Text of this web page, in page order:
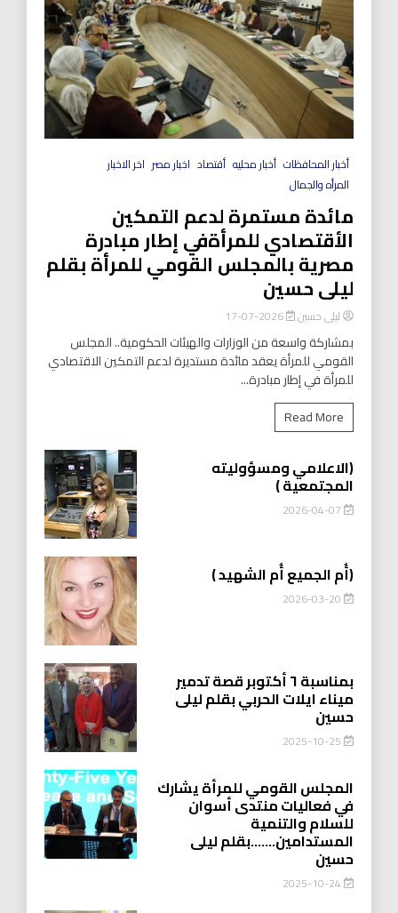
أخبار المحافظات أخبار محليه أقتصاد اخبار مصر اخر الاخبار
المرأه والجمال
مائدة مستمرة لدعم التمكين
الأقتصادي للمرأةفي إطار مبادرة
مصرية بالمجلس القومي للمرأة بقلم
ليلى حسين
ليلى حسين 2026-07-17
بمشاركة واسعة من الوزارات والهيئات الحكومية.. المجلس
القومي للمرأة يعقد مائدة مستديرة لدعم التمكين الاقتصادي
للمرأة في إطار مبادرة...
Read More
(الاعلامي ومسؤوليته
المجتمعية )
2026-04-07
(أُم الجميع أُم الشهيد )
2026-03-20
بمناسبة ٦ أكتوبر قصة تدمير
ميناء ايلات الحربي بقلم ليلى
حسين
2025-10-25
المجلس القومي للمرأة يشارك
في فعاليات منتدى أسوان
للسلام والتنمية
المستدامين…….بقلم ليلى
حسين
2025-10-24